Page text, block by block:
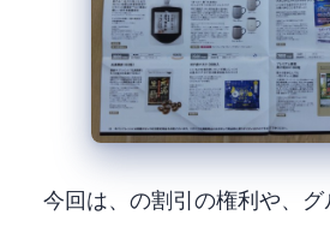
今回は、chocoZAPの割引の権利や